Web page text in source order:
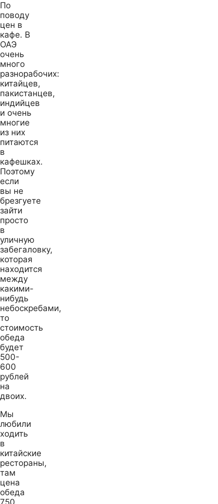
По
поводу
цен в
кафе. В
ОАЭ
очень
много
разнорабочих:
китайцев,
пакистанцев,
индийцев
и очень
многие
из них
питаются
в
кафешках.
Поэтому
если
вы не
брезгуете
зайти
просто
в
уличную
забегаловку,
которая
находится
между
какими-
нибудь
небоскребами,
то
стоимость
обеда
будет
500-
600
рублей
на
двоих.
Мы
любили
ходить
в
китайские
рестораны,
там
цена
обеда